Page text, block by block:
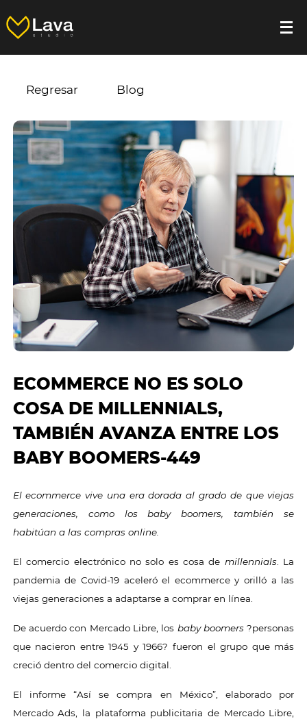
Regresar Blog
ECOMMERCE NO ES SOLO
COSA DE MILLENNIALS,
TAMBIÉN AVANZA ENTRE LOS
BABY BOOMERS-449
El ecommerce vive una era dorada al grado de que viejas
generaciones, como los baby boomers, también se
habitúan a las compras online.
El comercio electrónico no solo es cosa de millennials. La
pandemia de Covid-19 aceleró el ecommerce y orilló a las
viejas generaciones a adaptarse a comprar en línea.
De acuerdo con Mercado Libre, los baby boomers?personas
que nacieron entre 1945 y 1966? fueron el grupo que más
creció dentro del comercio digital.
El informe “Así se compra en México”, elaborado por
Mercado Ads, la plataforma publicitaria de Mercado Libre,